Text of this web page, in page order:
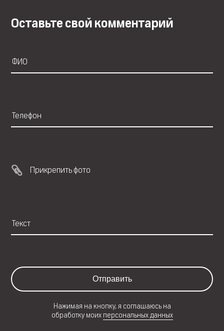
Оставьте свой комментарий
Прикрепить фото
Отправить
Нажимая на кнопку, я соглашаюсь на
обработку моих персональных данных